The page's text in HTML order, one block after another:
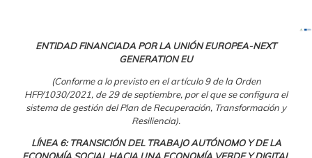
ENTIDAD FINANCIADA POR LA UNIÓN EUROPEA-NEXT
GENERATION EU
(Conforme a lo previsto en el artículo 9 de la Orden
HFP/1030/2021, de 29 de septiembre, por el que se configura el
sistema de gestión del Plan de Recuperación, Transformación y
Resiliencia).
LÍNEA 6: TRANSICIÓN DEL TRABAJO AUTÓNOMO Y DE LA